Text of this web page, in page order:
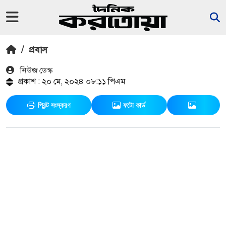
/ প্রবাস
নিউজ ডেস্ক
প্রকাশ : ২০ মে, ২০২৪ ০৮:১১ পিএম
প্রিন্ট সংস্করণ ফটো কার্ড